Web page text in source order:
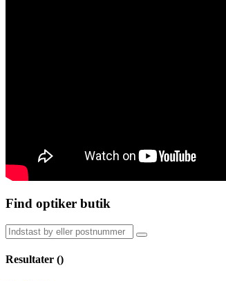
Find optiker butik
Resultater ()